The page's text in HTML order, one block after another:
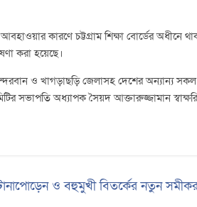
আবহাওয়ার কারণে চট্টগ্রাম শিক্ষা বোর্ডের অধীনে
করা হয়েছে।
ও খাগড়াছড়ি জেলাসহ দেশের অন্যান্য সকল
সভাপতি অধ্যাপক সৈয়দ আক্তারুজ্জামান
টানাপোড়েন ও বহুমুখী বিতর্কের নতুন